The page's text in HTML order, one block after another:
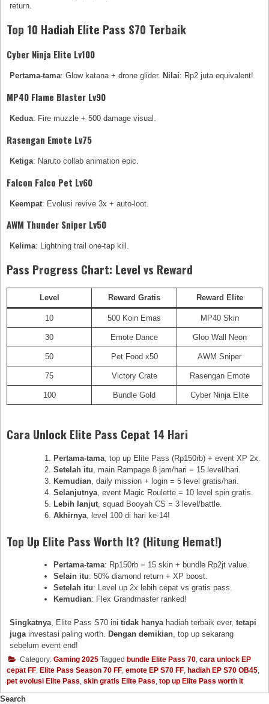
return.
Top 10 Hadiah Elite Pass S70 Terbaik
Cyber Ninja Elite Lv100
Pertama-tama: Glow katana + drone glider.Nilai: Rp2 juta equivalent!
MP40 Flame Blaster Lv90
Kedua: Fire muzzle + 500 damage visual.
Rasengan Emote Lv75
Ketiga: Naruto collab animation epic.
Falcon Falco Pet Lv60
Keempat: Evolusi revive 3x + auto-loot.
AWM Thunder Sniper Lv50
Kelima: Lightning trail one-tap kill.
Pass Progress Chart: Level vs Reward
Level Reward Gratis Reward Elite
10 500 Koin Emas MP40 Skin
30 Emote Dance Gloo Wall Neon
50 Pet Food x50 AWM Sniper
75 Victory Crate Rasengan Emote
100 Bundle Gold Cyber Ninja Elite
Cara Unlock Elite Pass Cepat 14 Hari
Pertama-tama, top up Elite Pass (Rp150rb) + event XP 2x.
Setelah itu, main Rampage 8 jam/hari = 15 level/hari.
Kemudian, daily mission + login = 5 level gratis/hari.
Selanjutnya, event Magic Roulette = 10 level spin gratis.
Lebih lanjut, squad Booyah CS = 3 level/battle.
Akhirnya, level 100 di hari ke-14!
Top Up Elite Pass Worth It? (Hitung Hemat!)
Pertama-tama: Rp150rb = 15 skin + bundle Rp2jt value.
Selain itu: 50% diamond return + XP boost.
Setelah itu: Level up 2x lebih cepat vs gratis pass.
Kemudian: Flex Grandmaster ranked!
Singkatnya , Elite Pass S70 initidak hanya hadiah terbaik ever,tetapi
juga investasi paling worth.Dengan demikian , top up sekarang
sebelum event end!
Category: Gaming 2025 Tagged bundle Elite Pass 70 cara unlock EP
cepat FF Elite Pass Season 70 FF emote EP S70 FF hadiah EP S70 OB45
pet evolusi Elite Pass skin gratis Elite Pass top up Elite Pass worth it
Search